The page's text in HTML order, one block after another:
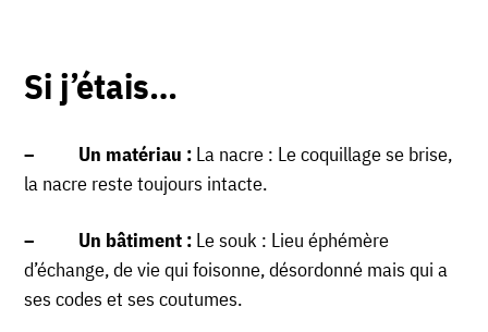
Si j’étais…
– Un matériau : La nacre : Le coquillage se brise,
la nacre reste toujours intacte.
– Un bâtiment : Le souk : Lieu éphémère
d’échange, de vie qui foisonne, désordonné mais qui a
ses codes et ses coutumes.